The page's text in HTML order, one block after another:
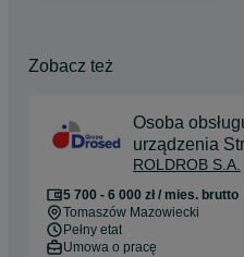
Zobacz też
Osoba
urządzenia
ROLDROB S.A.
5 700 - 6 000 zł / mies. brutto
Tomaszów Mazowiecki
Pełny etat
Umowa o pracę